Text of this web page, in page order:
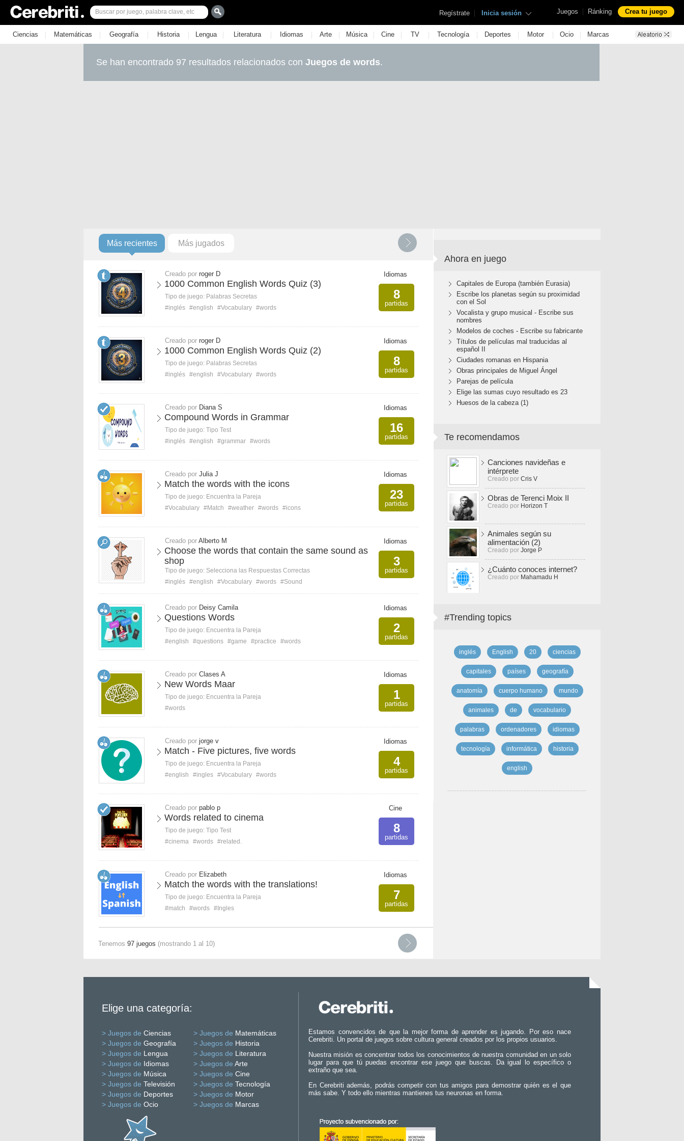
Juegos | Ránking Crea tu juego
Regístrate | Inicia sesión
Ciencias | Matemáticas | Geografía | Historia | Lengua | Literatura | Idiomas | Arte | Música | Cine | TV | Tecnología | Deportes | Motor | Ocio | Marcas
Se han encontrado 97 resultados relacionados con Juegos de words.
Más recientes Más jugados
Creado por roger D
1000 Common English Words Quiz (3)
Tipo de juego: Palabras Secretas
#inglés #english #Vocabulary #words
Idiomas
8
partidas
Creado por roger D
1000 Common English Words Quiz (2)
Tipo de juego: Palabras Secretas
#inglés #english #Vocabulary #words
Idiomas
8
partidas
Creado por Diana S
Compound Words in Grammar
Tipo de juego: Tipo Test
#inglés #english #grammar #words
Idiomas
16
partidas
Creado por Julia J
Match the words with the icons
Tipo de juego: Encuentra la Pareja
#Vocabulary #Match #weather #words #icons
Idiomas
23
partidas
Creado por Alberto M
Choose the words that contain the same sound as
shop
Tipo de juego: Selecciona las Respuestas Correctas
#inglés #english #Vocabulary #words #Sound
Idiomas
3
partidas
Creado por Deisy Camila
Questions Words
Tipo de juego: Encuentra la Pareja
#english
#questions #game #practice #words
Idiomas
2
partidas
Creado por Clases A
New Words Maar
Tipo de juego: Encuentra la Pareja
#words
Idiomas
1
partidas
Creado por jorge v
Match - Five pictures, five words
Tipo de juego: Encuentra la Pareja
#english
#ingles #Vocabulary #words
Idiomas
4
partidas
Creado por pablo p
Words related to cinema
Tipo de juego: Tipo Test
#cinema #words #related.
Cine
8
partidas
Creado por Elizabeth
Match the words with the translations!
Tipo de juego: Encuentra la Pareja
#match
#words #Ingles
Idiomas
7
partidas
Tenemos 97 juegos (mostrando 1 al 10)
Ahora en juego
Capitales de Europa (también Eurasia)
Escribe los planetas según su proximidad
con el Sol
Vocalista y grupo musical - Escribe sus
nombres
Modelos de coches - Escribe su fabricante
Títulos de películas mal traducidas al
español II
Ciudades romanas en Hispania
Obras principales de Miguel Ángel
Parejas de película
Elige las sumas cuyo resultado es 23
Huesos de la cabeza (1)
Te recomendamos
Canciones navideñas e
intérprete
Creado por Cris V
Obras de Terenci Moix II
Creado por Horizon T
Animales según su
alimentación (2)
Creado por Jorge P
¿Cuánto conoces internet?
Creado por Mahamadu H
#Trending topics
inglés English 20 ciencias
capitales países geografía
anatomía cuerpo humano mundo
animales de vocabulario
palabras ordenadores idiomas
tecnología informática historia
english
Elige una categoría:
> Juegos de Ciencias > Juegos de Matemáticas
> Juegos de Geografía > Juegos de Historia
> Juegos de Lengua > Juegos de Literatura
> Juegos de Idiomas > Juegos de Arte
> Juegos de Música > Juegos de Cine
> Juegos de Televisión > Juegos de Tecnología
> Juegos de Deportes > Juegos de Motor
> Juegos de Ocio > Juegos de Marcas
Estamos convencidos de que la mejor forma de aprender es jugando. Por eso nace
Cerebriti. Un portal de juegos sobre cultura general creados por los propios usuarios.
Nuestra misión es concentrar todos los conocimientos de nuestra comunidad en un solo
lugar para que tú puedas encontrar ese juego que buscas. Da igual lo específico o
extraño que sea.
En Cerebriti además, podrás competir con tus amigos para demostrar quién es el que
más sabe. Y todo ello mientras mantienes tus neuronas en forma.